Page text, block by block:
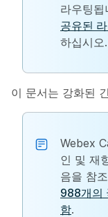
라우팅
공유된
하십시오.
이 문서는 강화된
Webex
인 및 재
음을 참
988개의
함.